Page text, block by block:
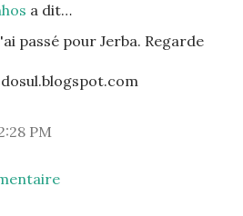
a dit…
passé pour Jerba. Regarde
PM